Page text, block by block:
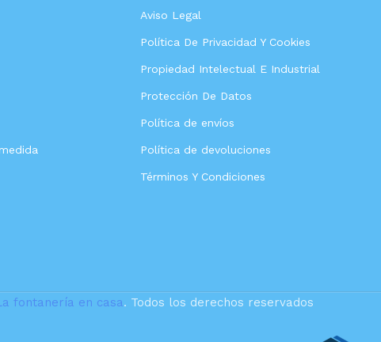
Aviso Legal
Política De Privacidad Y Cookies
Propiedad Intelectual E Industrial
Protección De Datos
Política de envíos
Política de devoluciones
Términos Y Condiciones
fontanería en casa. Todos los derechos reservados